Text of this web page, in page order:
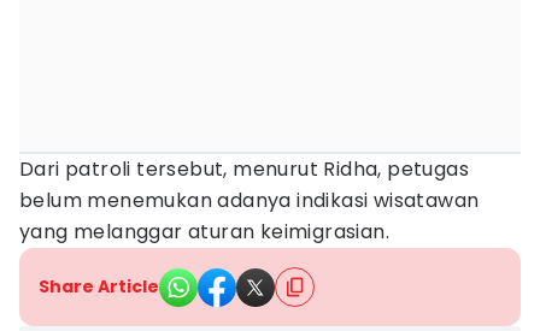
Dari patroli tersebut, menurut Ridha, petugas
belum menemukan adanya indikasi wisatawan
yang melanggar aturan keimigrasian.
Share Article